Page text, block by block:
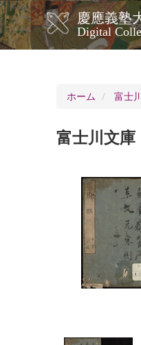
メ
イ
ン
コ
慶應義塾
Digital
メ
イ
ビ
ー
シ
ホーム
富士
富士川文庫